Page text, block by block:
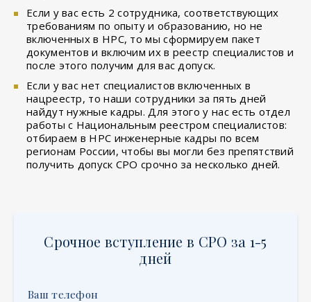
Если у вас есть 2 сотрудника, соответствующих
требованиям по опыту и образованию, но не
включенных в НРС, то мы сформируем пакет
документов и включим их в реестр специалистов и
после этого получим для вас допуск.
Если у вас нет специалистов включенных в
нацреестр, то наши сотрудники за пять дней
найдут нужные кадры. Для этого у нас есть отдел
работы с Национальным реестром специалистов:
отбираем в НРС инженерные кадры по всем
регионам России, чтобы вы могли без препятствий
получить допуск СРО срочно за несколько дней.
Срочное вступление в СРО за 1-5
дней
Ваш телефон